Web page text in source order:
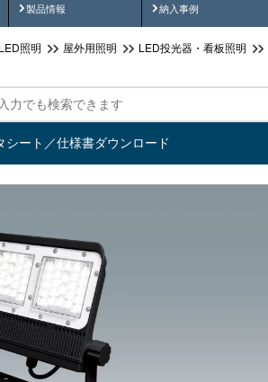
製品情報
製品動画 納入事例
納入事例動画
LED照明 屋外用照明 LED投光器・看板照明
ート／仕様書ダウンロード